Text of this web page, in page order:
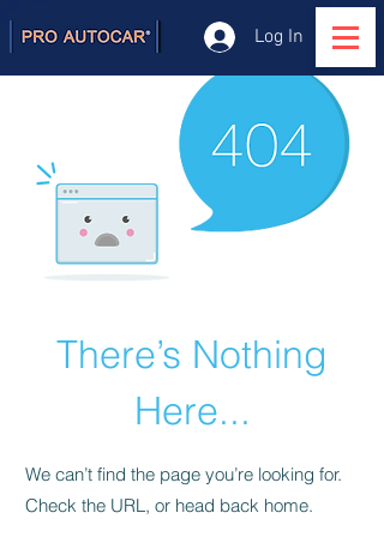
Log In
There’s Nothing
Here...
We can’t find the page you’re looking for.
Check the URL, or head back home.